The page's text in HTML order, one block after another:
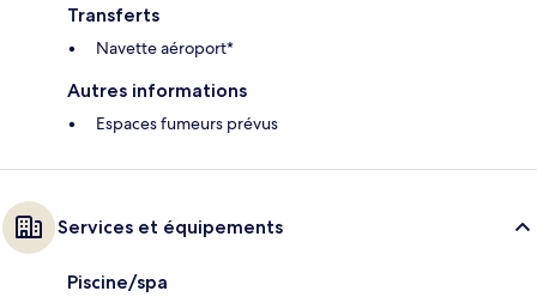
Transferts
Navette aéroport*
Autres informations
Espaces fumeurs prévus
Services et équipements
Piscine/spa